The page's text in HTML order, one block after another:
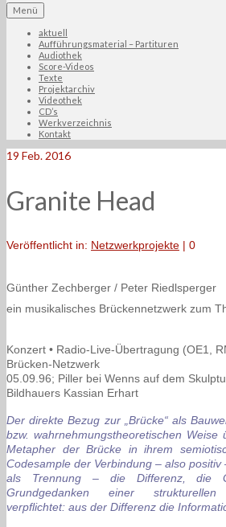
Menü
aktuell
Aufführungsmaterial – Partituren
Audiothek
Score-Videos
Texte
Projektarchiv
Videothek
CD’s
Werkverzeichnis
Kontakt
19 Feb. 2016
Granite Head
Veröffentlicht in: Netzwerkprojekte | 0
Günther Zechberger / Peter Riedlsperger
ein musikalisches Brückennetzwerk zum
Konzert • Radio-Live-Übertragung (OE1,
Brücken-Netzwerk
05.09.96; Piller bei Wenns auf dem
Bildhauers Kassian Erhart
Der direkte Bezug zur „Brücke“ als
bzw. wahrnehmungstheoretischen
Metapher der Brücke in ihrem
Codesample der Verbindung – also
als Trennung – die Differenz, die
Grundgedanken einer
verpflichtet: aus der Differenz die